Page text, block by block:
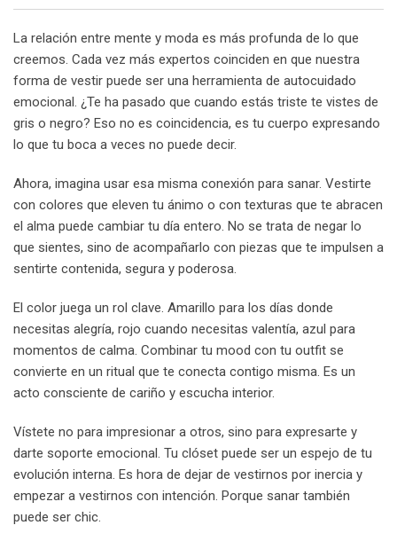
La relación entre mente y moda es más profunda de lo que
creemos. Cada vez más expertos coinciden en que nuestra
forma de vestir puede ser una herramienta de autocuidado
emocional. ¿Te ha pasado que cuando estás triste te vistes de
gris o negro? Eso no es coincidencia, es tu cuerpo expresando
lo que tu boca a veces no puede decir.
Ahora, imagina usar esa misma conexión para sanar. Vestirte
con colores que eleven tu ánimo o con texturas que te abracen
el alma puede cambiar tu día entero. No se trata de negar lo
que sientes, sino de acompañarlo con piezas que te impulsen a
sentirte contenida, segura y poderosa.
El color juega un rol clave. Amarillo para los días donde
necesitas alegría, rojo cuando necesitas valentía, azul para
momentos de calma. Combinar tu mood con tu outfit se
convierte en un ritual que te conecta contigo misma. Es un
acto consciente de cariño y escucha interior.
Vístete no para impresionar a otros, sino para expresarte y
darte soporte emocional. Tu clóset puede ser un espejo de tu
evolución interna. Es hora de dejar de vestirnos por inercia y
empezar a vestirnos con intención. Porque sanar también
puede ser chic.